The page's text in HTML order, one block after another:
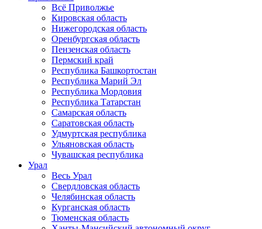
Всё Приволжье
Кировская область
Нижегородская область
Оренбургская область
Пензенская область
Пермский край
Республика Башкортостан
Республика Марий Эл
Республика Мордовия
Республика Татарстан
Самарская область
Саратовская область
Удмуртская республика
Ульяновская область
Чувашская республика
Урал
Весь Урал
Свердловская область
Челябинская область
Курганская область
Тюменская область